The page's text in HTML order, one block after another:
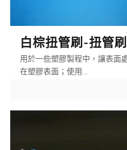
白棕扭管刷-扭管刷
用於一些塑膠製程中，讓表面
在塑膠表面；使用…